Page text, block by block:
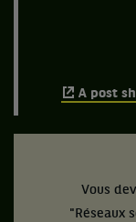
A post
Vous
"Réseaux